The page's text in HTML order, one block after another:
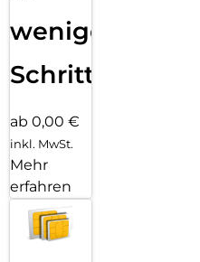
wenigen
Schritten
ab 0,00 €
inkl. MwSt.
Mehr
erfahren